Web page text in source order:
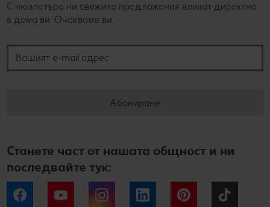
С нюзлетъра ни свежите предложения влизат директно
в дома ви. Очакваме ви.
Абониране
Станете част от нашата общност и ни
последвайте тук:
Facebook YouTube Instagram LinkedIn Pinterest